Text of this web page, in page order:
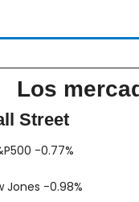
Los
Street
-0.77%
Jones -0.98%